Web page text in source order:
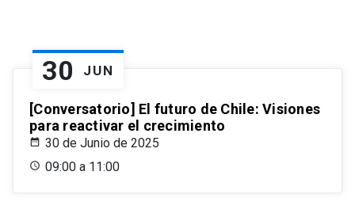
30 JUN
[Conversatorio] El futuro de Chile: Visiones
para reactivar el crecimiento
30 de Junio de 2025
09:00 a 11:00